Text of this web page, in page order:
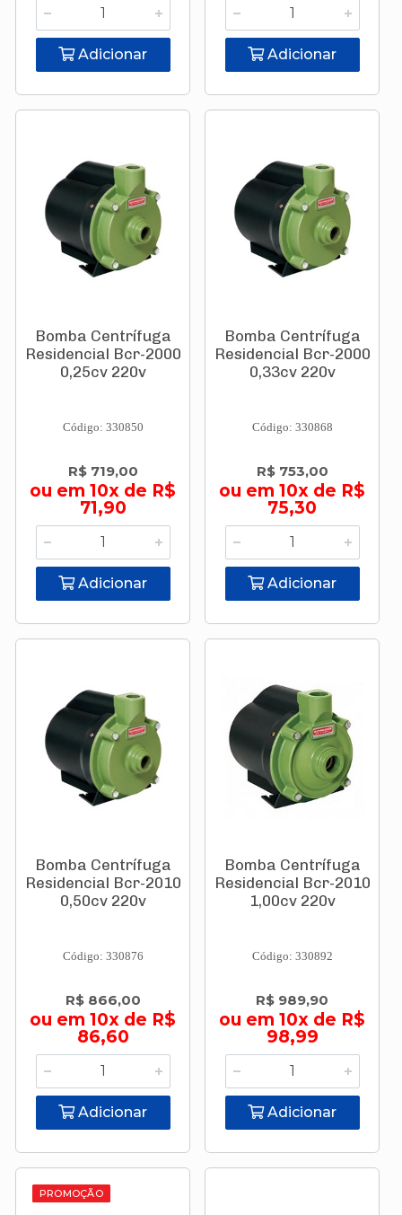
Adicionar Adicionar
Bomba Centrífuga
Residencial Bcr-2000
0,25cv 220v
Código: 330850
R$ 719,00
ou em 10x de R$
71,90
Adicionar
Bomba Centrífuga
Residencial Bcr-2000
0,33cv 220v
Código: 330868
R$ 753,00
ou em 10x de R$
75,30
Adicionar
Bomba Centrífuga
Residencial Bcr-2010
0,50cv 220v
Código: 330876
R$ 866,00
ou em 10x de R$
86,60
Adicionar
Bomba Centrífuga
Residencial Bcr-2010
1,00cv 220v
Código: 330892
R$ 989,90
ou em 10x de R$
98,99
Adicionar
PROMOÇÃO